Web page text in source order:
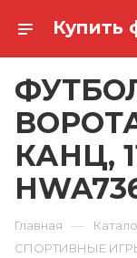
КАНЦ,
Главная —
СПОРТИВНЫЕ